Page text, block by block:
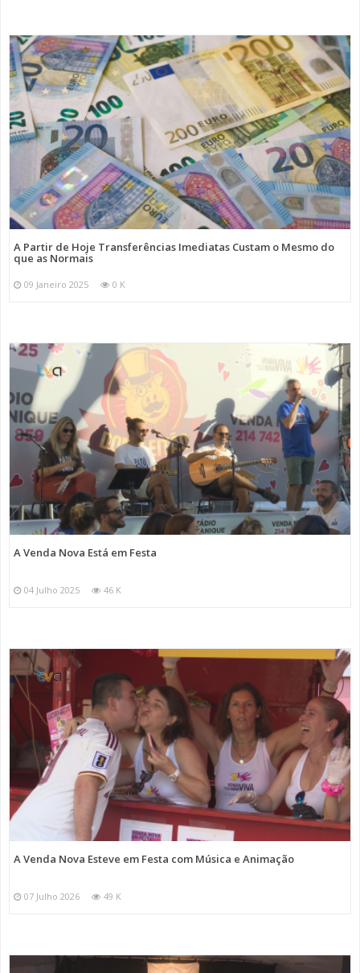
A Partir de Hoje Transferências Imediatas Custam o Mesmo do
que as Normais
09 Janeiro 2025 0 K
A Venda Nova Está em Festa
04 Julho 2025 46 K
A Venda Nova Esteve em Festa com Música e Animação
07 Julho 2026 49 K